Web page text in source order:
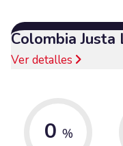
Colombia Justa
Ver detalles
0 %